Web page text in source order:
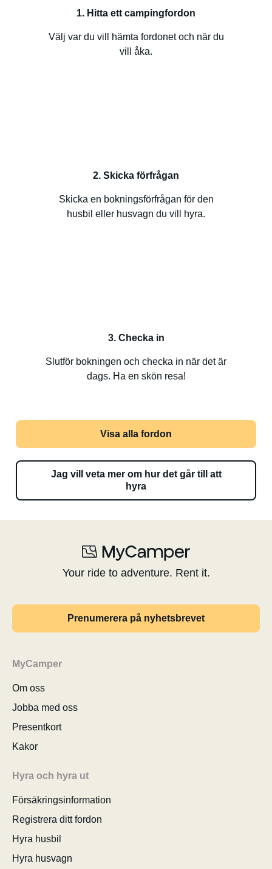
1. Hitta ett campingfordon
Välj var du vill hämta fordonet och när du
vill åka.
2. Skicka förfrågan
Skicka en bokningsförfrågan för den
husbil eller husvagn du vill hyra.
3. Checka in
Slutför bokningen och checka in när det är
dags. Ha en skön resa!
Visa alla fordon
Jag vill veta mer om hur det går till att
hyra
Your ride to adventure. Rent it.
Prenumerera på nyhetsbrevet
MyCamper
Om oss
Jobba med oss
Presentkort
Kakor
Hyra och hyra ut
Försäkringsinformation
Registrera ditt fordon
Hyra husbil
Hyra husvagn